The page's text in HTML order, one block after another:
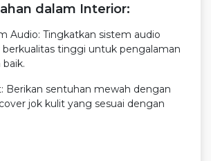
dalam Interior:
Audio: Tingkatkan sistem audio
berkualitas tinggi untuk pengalaman
Berikan sentuhan mewah dengan
jok kulit yang sesuai dengan